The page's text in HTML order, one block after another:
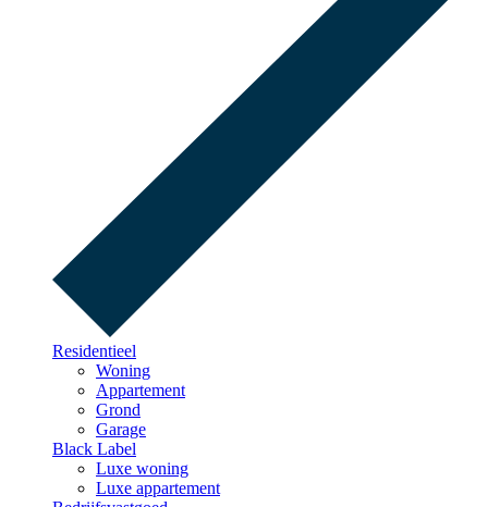
Residentieel
Woning
Appartement
Grond
Garage
Black Label
Luxe woning
Luxe appartement